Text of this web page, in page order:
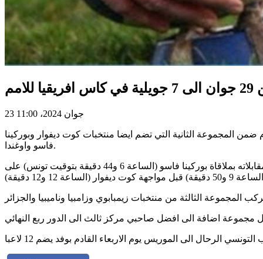
23 جوان 2024، 11:00
بسبعة لاعبين في كاس افريقيا للامم المقررة بجزيرة الموريس من 29 جوان الجاري الى 7 جويلية القادم ضمن المجموعة الثانية التي تضم ايضا منتخبات كوت ديفوار وبوركينا
فاسو واوغندا.
وستقام مقابلات الدور الاول يوم السبت 29 جوان الجاري، ويستهل المنتخب التونسي تحت قيادة مدربه الفرنسي جيريمي ايكاردي سلسلة مقابلاته بملاقاة بوركينا فاسو (الساعة 6 و44 دقيقة بتوقيت تونس) على